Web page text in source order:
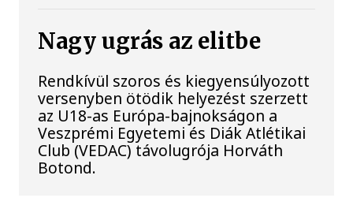
Nagy ugrás az elitbe
Rendkívül szoros és kiegyensúlyozott
versenyben ötödik helyezést szerzett
az U18-as Európa-bajnokságon a
Veszprémi Egyetemi és Diák Atlétikai
Club (VEDAC) távolugrója Horváth
Botond.